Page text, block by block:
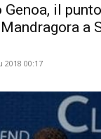
il
a
2018 00:17